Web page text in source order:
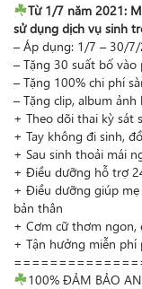
Từ 1/7 năm 2021:
sử dụng dịch vụ sinh
– Áp dụng: 1/7 – 30/
– Tặng 30 suất bố
– Tặng 100% chi phí
– Tặng clip, album
+ Theo dõi thai kỳ sát
+ Tay không đi sinh,
+ Sau sinh thoải mái
+ Điều dưỡng hỗ trợ
+ Điều dưỡng giúp mẹ
bản thân
+ Cơm cữ thơm ngon,
+ Tận hưởng miễn
100% ĐẢM BẢO AN